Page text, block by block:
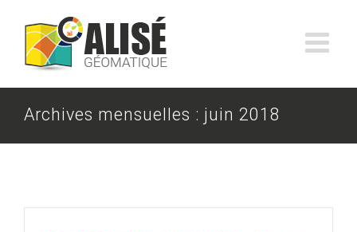
content
Archives mensuelles : juin 2018